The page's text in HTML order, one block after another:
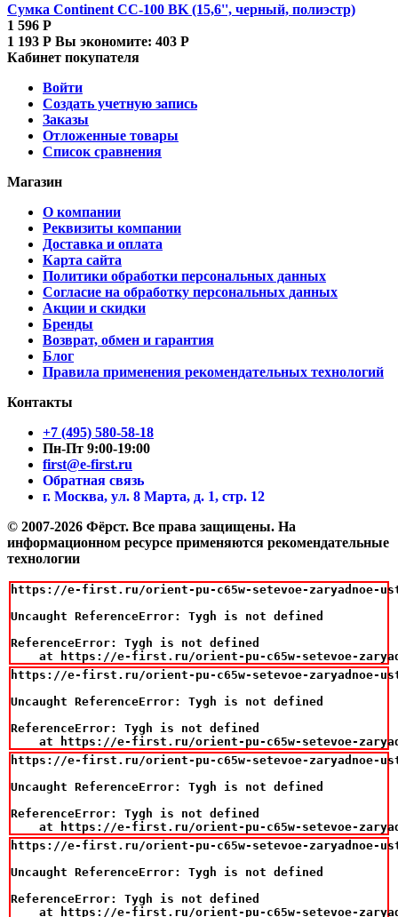
Сумка Continent CC-100 BK (15,6'', черный, полиэстр)
1 596 Р
1 193 Р Вы экономите: 403 Р
Кабинет покупателя
Войти
Создать учетную запись
Заказы
Отложенные товары
Список сравнения
Магазин
О компании
Реквизиты компании
Доставка и оплата
Карта сайта
Политики обработки персональных данных
Согласие на обработку персональных данных
Акции и скидки
Бренды
Возврат, обмен и гарантия
Блог
Правила применения рекомендательных технологий
Контакты
+7 (495) 580-58-18
Пн-Пт 9:00-19:00
first@e-first.ru
Обратная связь
г. Москва, ул. 8 Марта, д. 1, стр. 12
© 2007-2026 Фёрст. Все права защищены. На
информационном ресурсе применяются рекомендательные
технологии
https://e-first.ru/orient-pu-c65w-setevoe-zaryadnoe-
Uncaught ReferenceError: Tygh is not defined
ReferenceError: Tygh is not defined
at https://e-first.ru/orient-pu-c65w-setevoe-
https://e-first.ru/orient-pu-c65w-setevoe-zaryadnoe-
Uncaught ReferenceError: Tygh is not defined
ReferenceError: Tygh is not defined
at https://e-first.ru/orient-pu-c65w-setevoe-
https://e-first.ru/orient-pu-c65w-setevoe-zaryadnoe-
Uncaught ReferenceError: Tygh is not defined
ReferenceError: Tygh is not defined
at https://e-first.ru/orient-pu-c65w-setevoe-
https://e-first.ru/orient-pu-c65w-setevoe-zaryadnoe-
Uncaught ReferenceError: Tygh is not defined
ReferenceError: Tygh is not defined
at https://e-first.ru/orient-pu-c65w-setevoe-